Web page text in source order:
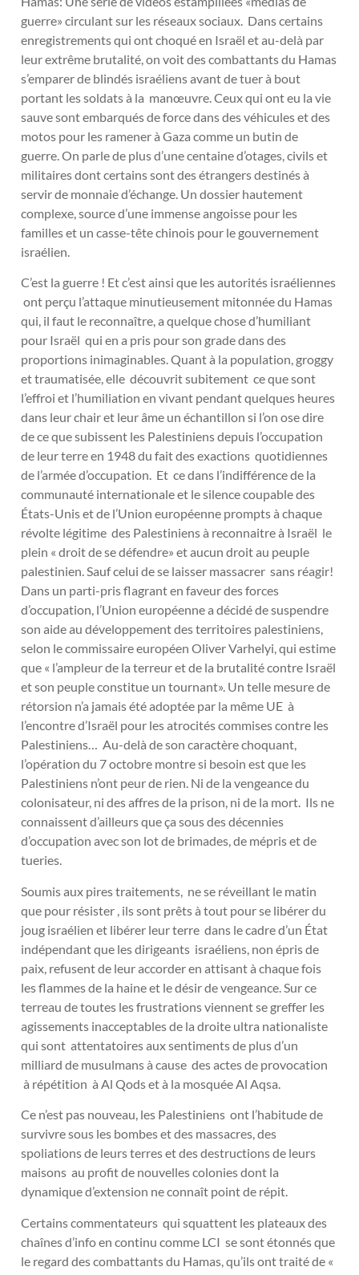
guerre» circulant sur les réseaux sociaux. Dans certains
enregistrements qui ont choqué en Israël et au-delà par
leur extrême brutalité, on voit des combattants du Hamas
s’emparer de blindés israéliens avant de tuer à bout
portant les soldats à la manœuvre. Ceux qui ont eu la vie
sauve sont embarqués de force dans des véhicules et des
motos pour les ramener à Gaza comme un butin de
guerre. On parle de plus d’une centaine d’otages, civils et
militaires dont certains sont des étrangers destinés à
servir de monnaie d’échange. Un dossier hautement
complexe, source d’une immense angoisse pour les
familles et un casse-tête chinois pour le gouvernement
israélien.
C’est la guerre ! Et c’est ainsi que les autorités israéliennes
ont perçu l’attaque minutieusement mitonnée du Hamas
qui, il faut le reconnaître, a quelque chose d’humiliant
pour Israël qui en a pris pour son grade dans des
proportions inimaginables. Quant à la population, groggy
et traumatisée, elle découvrit subitement ce que sont
l’effroi et l’humiliation en vivant pendant quelques heures
dans leur chair et leur âme un échantillon si l’on ose dire
de ce que subissent les Palestiniens depuis l’occupation
de leur terre en 1948 du fait des exactions quotidiennes
de l’armée d’occupation. Et ce dans l’indifférence de la
communauté internationale et le silence coupable des
États-Unis et de l’Union européenne prompts à chaque
révolte légitime des Palestiniens à reconnaitre à Israël le
plein « droit de se défendre» et aucun droit au peuple
palestinien. Sauf celui de se laisser massacrer sans réagir!
Dans un parti-pris flagrant en faveur des forces
d’occupation, l’Union européenne a décidé de suspendre
son aide au développement des territoires palestiniens,
selon le commissaire européen Oliver Varhelyi, qui estime
que « l’ampleur de la terreur et de la brutalité contre Israël
et son peuple constitue un tournant». Un telle mesure de
rétorsion n’a jamais été adoptée par la même UE à
l’encontre d’Israël pour les atrocités commises contre les
Palestiniens… Au-delà de son caractère choquant,
l’opération du 7 octobre montre si besoin est que les
Palestiniens n’ont peur de rien. Ni de la vengeance du
colonisateur, ni des affres de la prison, ni de la mort. Ils ne
connaissent d’ailleurs que ça sous des décennies
d’occupation avec son lot de brimades, de mépris et de
tueries.
Soumis aux pires traitements, ne se réveillant le matin
que pour résister , ils sont prêts à tout pour se libérer du
joug israélien et libérer leur terre dans le cadre d’un État
indépendant que les dirigeants israéliens, non épris de
paix, refusent de leur accorder en attisant à chaque fois
les flammes de la haine et le désir de vengeance. Sur ce
terreau de toutes les frustrations viennent se greffer les
agissements inacceptables de la droite ultra nationaliste
qui sont attentatoires aux sentiments de plus d’un
milliard de musulmans à cause des actes de provocation
à répétition à Al Qods et à la mosquée Al Aqsa.
Ce n’est pas nouveau, les Palestiniens ont l’habitude de
survivre sous les bombes et des massacres, des
spoliations de leurs terres et des destructions de leurs
maisons au profit de nouvelles colonies dont la
dynamique d’extension ne connaît point de répit.
Certains commentateurs qui squattent les plateaux des
chaînes d’info en continu comme LCI se sont étonnés que
le regard des combattants du Hamas, qu’ils ont traité de «